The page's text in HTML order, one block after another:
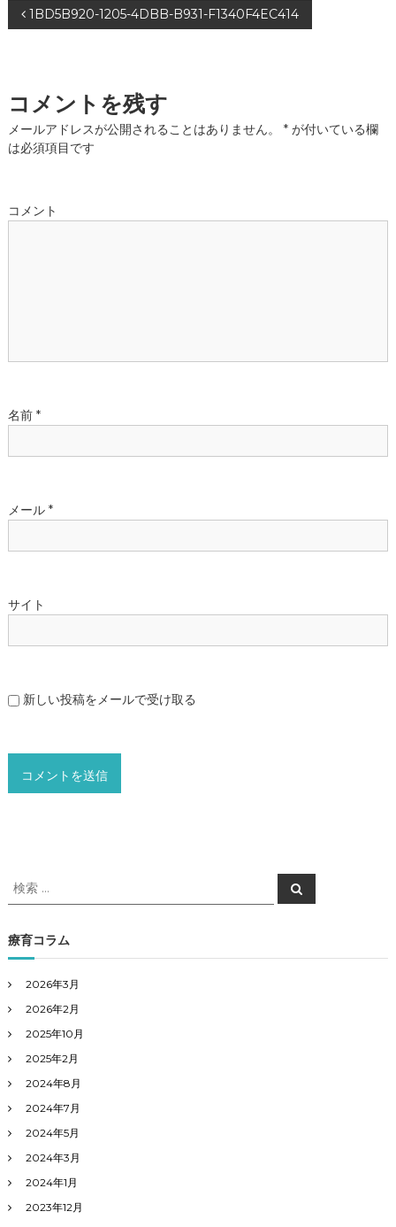
投
ナ
ビ
ー
1BD5B920-1205-4DBB-B931-F1340F4EC414
コメントを残す
メールアドレスが公開されることはありません。 *が付いている欄
は必須項目です
コメント
名前 *
メール *
サイト
新しい投稿をメールで受け取る
検
索
象
:
検
索
療育コラム
2026年3月
2026年2月
2025年10月
2025年2月
2024年8月
2024年7月
2024年5月
2024年3月
2024年1月
2023年12月